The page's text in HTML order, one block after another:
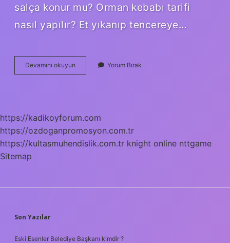
salça konur mu? Orman kebabı tarifi
nasıl yapılır? Et yıkanıp tencereye…
Devamını okuyun
Kebabina
Yorum Bırak
https://kadikoyforum.com
https://ozdoganpromosyon.com.tr
https://kultasmuhendislik.com.tr knight online nttgame
Sitemap
SIDEBAR
Son Yazılar
Eski Esenler Belediye Başkanı kimdir ?